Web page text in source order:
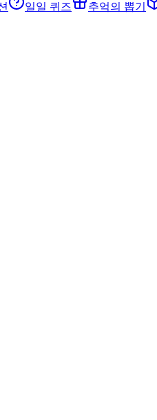
일일 퀴즈 추억의 뽑기